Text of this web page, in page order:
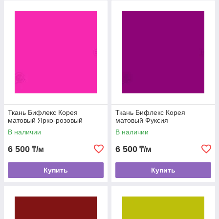
Танцевальная одежда и аксессуары в
интернет-магазине Mega Dance!
Танцуйте с комфортом!
Ткань Бифлекс Корея
матовый Ярко-розовый
В наличии
6 500 ₸/м
Купить
Ткань Бифлекс Корея
матовый Фуксия
В наличии
6 500 ₸/м
Купить